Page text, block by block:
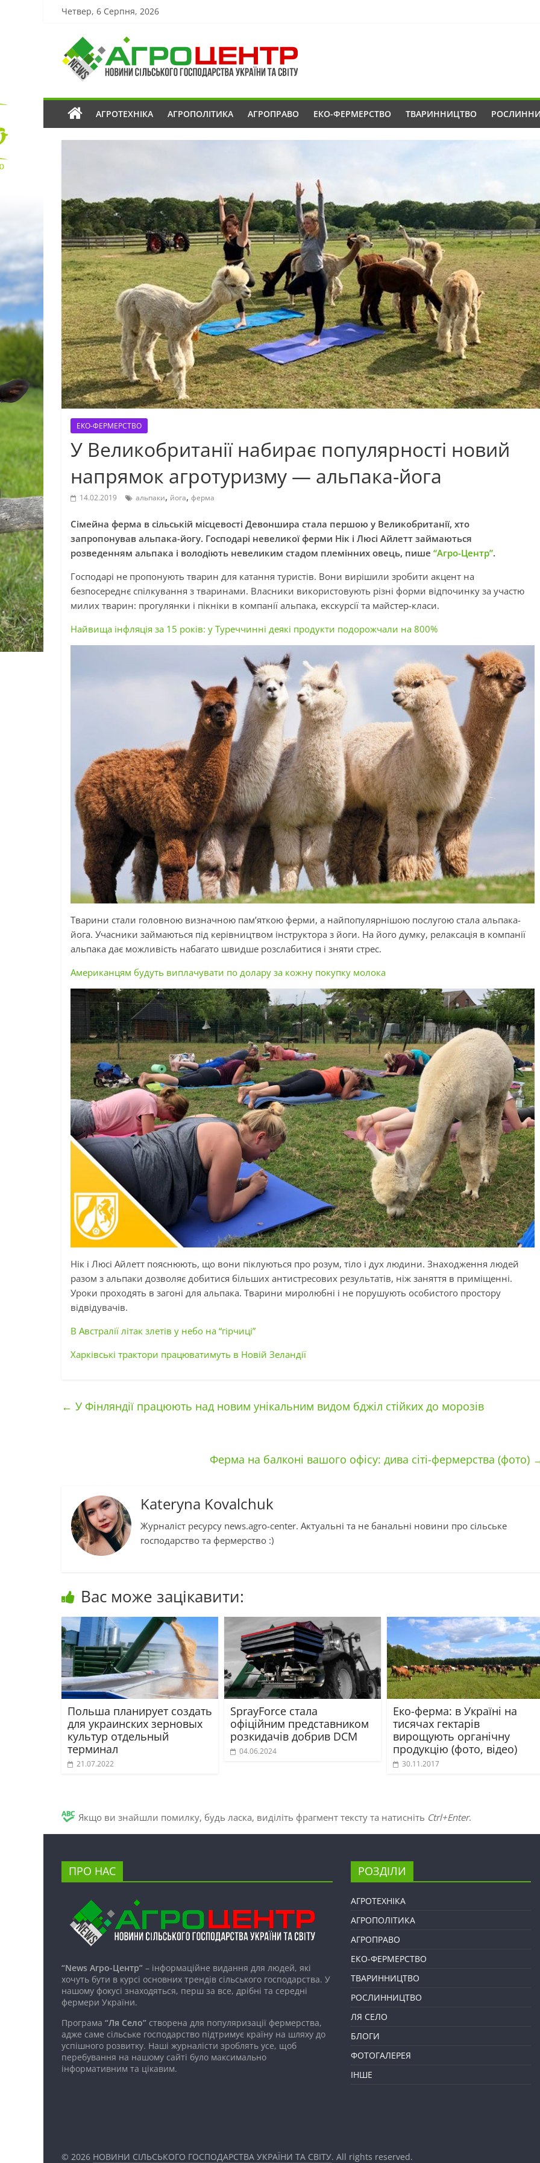
Четвер, 6 Серпня, 2026
АГРОТЕХНІКА АГРОПОЛІТИКА АГРОПРАВО ЕКО-ФЕРМЕРСТВО ТВАРИННИЦТВО
ЕКО-ФЕРМЕРСТВО
У Великобританії набирає популярності новий
напрямок агротуризму — альпака-йога
14.02.2019 альпаки, йога, ферма
Сімейна ферма в сільській місцевості Девоншира стала першою у Великобританії, хто
запропонував альпака-йогу. Господарі невеликої ферми Нік і Люсі Айлетт займаються
розведенням альпака і володіють невеликим стадом племінних овець, пише “Агро-Центр”.
Господарі не пропонують тварин для катання туристів. Вони вирішили зробити акцент на
безпосереднє спілкування з тваринами. Власники використовують різні форми відпочинку за участю
милих тварин: прогулянки і пікніки в компанії альпака, екскурсії та майстер-класи.
Найвища інфляція за 15 років: у Туреччинні деякі продукти подорожчали на 800%
Тварини стали головною визначною пам’яткою ферми, а найпопулярнішою послугою стала альпака-
йога. Учасники займаються під керівництвом інструктора з йоги. На його думку, релаксація в компанії
альпака дає можливість набагато швидше розслабитися і зняти стрес.
Американцям будуть виплачувати по долару за кожну покупку молока
Нік і Люсі Айлетт пояснюють, що вони піклуються про розум, тіло і дух людини. Знаходження людей
разом з альпаки дозволяє добитися більших антистресових результатів, ніж заняття в приміщенні.
Уроки проходять в загоні для альпака. Тварини миролюбні і не порушують особистого простору
відвідувачів.
В Австралії літак злетів у небо на “гірчиці”
Харківські трактори працюватимуть в Новій Зеландії
← У Фінляндії працюють над новим унікальним видом бджіл стійких до морозів
Ферма на балконі вашого офісу: дива сіті-фермерства (фото)
Kateryna Kovalchuk
Журналіст ресурсу news.agro-center. Актуальні та не банальні новини про сільське
господарство та фермерство :)
Вас може зацікавити:
Польша планирует создать
для украинских зерновых
культур отдельный
терминал
21.07.2022
SprayForce стала
офіційним представником
розкидачів добрив DCM
04.06.2024
Еко-ферма: в Україні на
тисячах гектарів
вирощують органічну
продукцію (фото, відео)
30.11.2017
Якщо ви знайшли помилку, будь ласка, виділіть фрагмент тексту та натисніть Ctrl+Enter.
ПРО НАС
“News Агро-Центр” – інформаційне видання для людей, які
хочуть бути в курсі основних трендів сільського господарства. У
нашому фокусі знаходяться, перш за все, дрібні та середні
фермери України.
Програма “Ля Село” створена для популяризації фермерства,
адже саме сільське господарство підтримує країну на шляху до
успішного розвитку. Наші журналісти зроблять усе, щоб
перебування на нашому сайті було максимально
інформативним та цікавим.
РОЗДІЛИ
АГРОТЕХНІКА
АГРОПОЛІТИКА
АГРОПРАВО
ЕКО-ФЕРМЕРСТВО
ТВАРИННИЦТВО
РОСЛИННИЦТВО
ЛЯ СЕЛО
БЛОГИ
ФОТОГАЛЕРЕЯ
ІНШЕ
© 2026 НОВИНИ СІЛЬСЬКОГО ГОСПОДАРСТВА УКРАЇНИ ТА СВІТУ. All rights reserved.